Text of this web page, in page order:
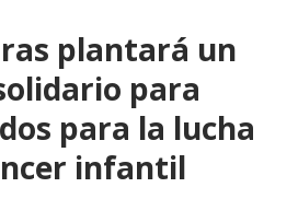
plantará un
para
para la lucha
infantil